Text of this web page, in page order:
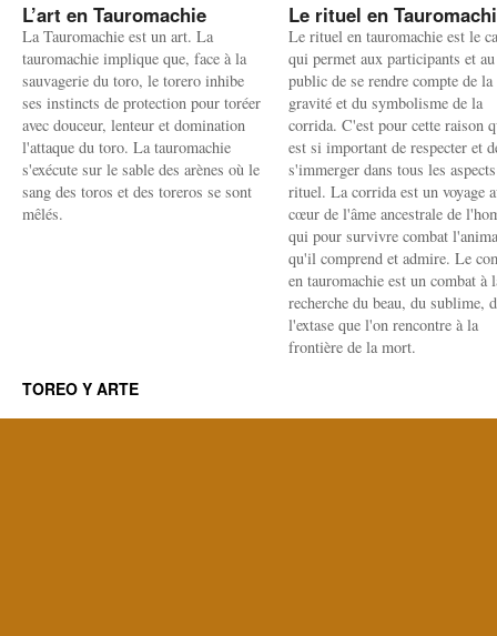
L’art en Tauromachie
La Tauromachie est un art. La
tauromachie implique que, face à la
sauvagerie du toro, le torero inhibe
ses instincts de protection pour toréer
avec douceur, lenteur et domination
l'attaque du toro. La tauromachie
s'exécute sur le sable des arènes où le
sang des toros et des toreros se sont
mêlés.
Le rituel en
Le rituel en tauromachie est le
qui permet aux participants et au
public de se rendre compte de la
gravité et du symbolisme de la
corrida. C'est pour cette raison
est si important de respecter et
s'immerger dans tous les
rituel. La corrida est un voyage
cœur de l'âme ancestrale de
qui pour survivre combat
qu'il comprend et admire. Le
en tauromachie est un combat à
recherche du beau, du sublime,
l'extase que l'on rencontre à la
frontière de la mort.
TOREO Y ARTE